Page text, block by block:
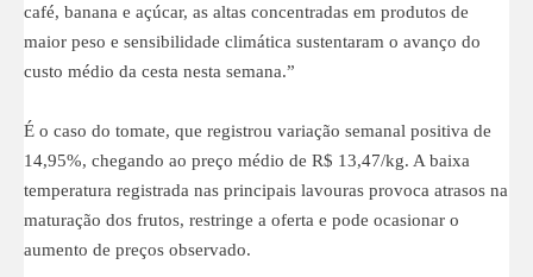
café, banana e açúcar, as altas concentradas em produtos de
maior peso e sensibilidade climática sustentaram o avanço do
custo médio da cesta nesta semana.”
É o caso do tomate, que registrou variação semanal positiva de
14,95%, chegando ao preço médio de R$ 13,47/kg. A baixa
temperatura registrada nas principais lavouras provoca atrasos na
maturação dos frutos, restringe a oferta e pode ocasionar o
aumento de preços observado.